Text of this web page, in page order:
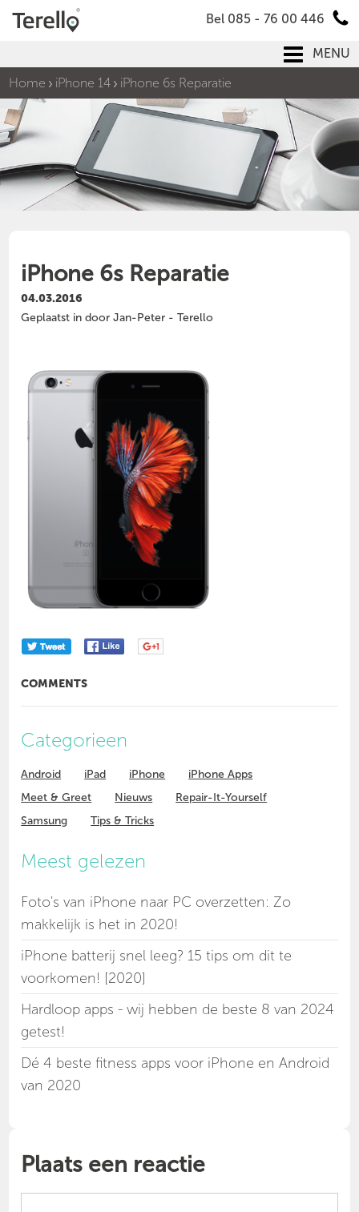
Bel 085 - 76 00 446
MENU
Home
iPhone 14 iPhone 6s Reparatie
iPhone 6s Reparatie
04.03.2016
Geplaatst in door Jan-Peter - Terello
COMMENTS
Categorieen
Android iPad iPhone
iPhone Apps
Meet & Greet
Nieuws
Repair-It-Yourself
Samsung
Tips & Tricks
Meest gelezen
Foto's van iPhone naar PC overzetten: Zo
makkelijk is het in 2020!
iPhone batterij snel leeg? 15 tips om dit te
voorkomen! [2020]
Hardloop apps - wij hebben de beste 8 van 2024
getest!
Dé 4 beste fitness apps voor iPhone en Android
van 2020
Plaats een reactie